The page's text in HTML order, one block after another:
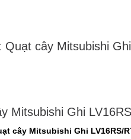
cây Mitsubishi
Mitsubishi Ghi
cây Mitsubishi Ghi LV16RS/